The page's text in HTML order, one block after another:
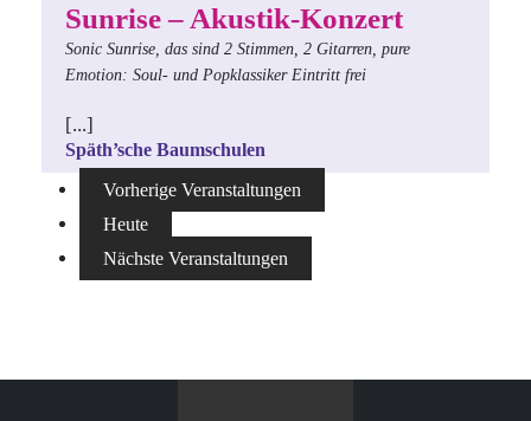
Sunrise – Akustik-Konzert
Sonic Sunrise, das sind 2 Stimmen, 2 Gitarren, pure
Emotion: Soul- und PopklassikerEintritt frei
[...]
Späth’sche Baumschulen
Vorherige Veranstaltungen
Heute
Nächste Veranstaltungen